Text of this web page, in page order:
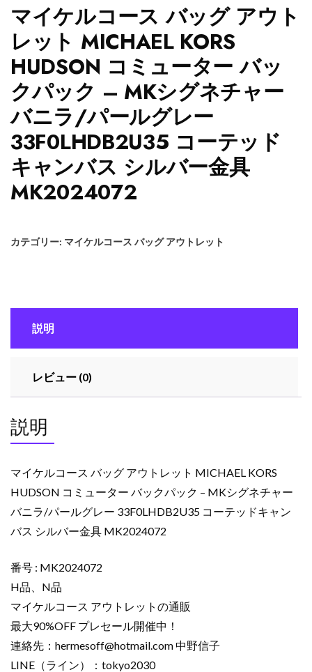
マイケルコース バッグ アウト
レット MICHAEL KORS
HUDSON コミューター バッ
クパック – MKシグネチャー
バニラ/パールグレー
33F0LHDB2U35 コーテッド
キャンバス シルバー金具
MK2024072
カテゴリー: マイケルコース バッグ アウトレット
説明
レビュー (0)
説明
マイケルコース バッグ アウトレット MICHAEL KORS
HUDSON コミューター バックパック – MKシグネチャー
バニラ/パールグレー 33F0LHDB2U35 コーテッドキャン
バス シルバー金具 MK2024072
番号 : MK2024072
H品、N品
マイケルコース アウトレットの通販
最大90%OFF プレセール開催中！
連絡先： hermesoff@hotmail.com中野信子
LINE（ライン）：tokyo2030